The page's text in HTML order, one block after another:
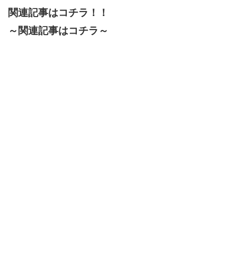
関連記事はコチラ！！
～関連記事はコチラ～